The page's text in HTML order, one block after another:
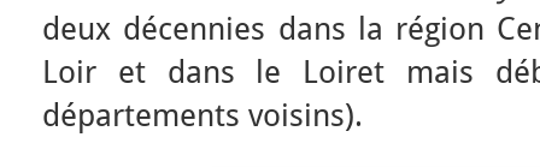
deux décennies dans la région
Loir et dans le Loiret mais
départements voisins).